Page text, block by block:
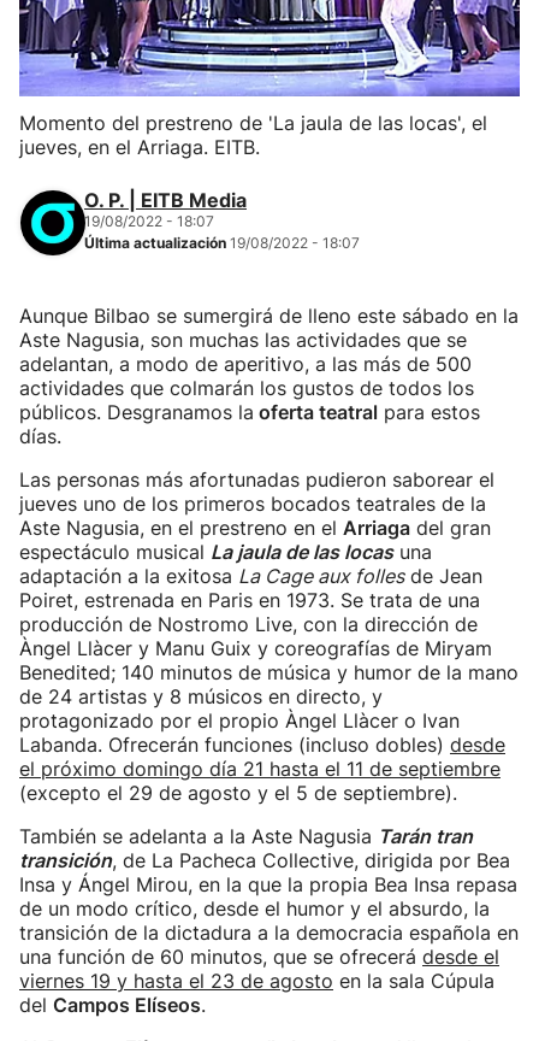
Momento del prestreno de 'La jaula de las locas', el
jueves, en el Arriaga. EITB.
O. P. | EITB Media
19/08/2022 - 18:07
Última actualización 19/08/2022 - 18:07
Aunque Bilbao se sumergirá de lleno este sábado en la
Aste Nagusia, son muchas las actividades que se
adelantan, a modo de aperitivo, a las más de 500
actividades que colmarán los gustos de todos los
públicos. Desgranamos la oferta teatral para estos
días.
Las personas más afortunadas pudieron saborear el
jueves uno de los primeros bocados teatrales de la
Aste Nagusia, en el prestreno en el Arriaga del gran
espectáculo musical La jaula de las locasuna
adaptación a la exitosa La Cage aux follesde Jean
Poiret, estrenada en Paris en 1973. Se trata de una
producción de Nostromo Live, con la dirección de
Àngel Llàcer y Manu Guix y coreografías de Miryam
Benedited; 140 minutos de música y humor de la mano
de 24 artistas y 8 músicos en directo, y
protagonizado por el propio Àngel Llàcer o Ivan
Labanda. Ofrecerán funciones (incluso dobles) desde
el próximo domingo día 21 hasta el 11 de septiembre
(excepto el 29 de agosto y el 5 de septiembre).
También se adelanta a la Aste Nagusia Tarán tran
transición, de La Pacheca Collective, dirigida por Bea
Insa y Ángel Mirou, en la que la propia Bea Insa repasa
de un modo crítico, desde el humor y el absurdo, la
transición de la dictadura a la democracia española en
una función de 60 minutos, que se ofrecerá desde el
viernes 19 y hasta el 23 de agosto en la sala Cúpula
del Campos Elíseos.